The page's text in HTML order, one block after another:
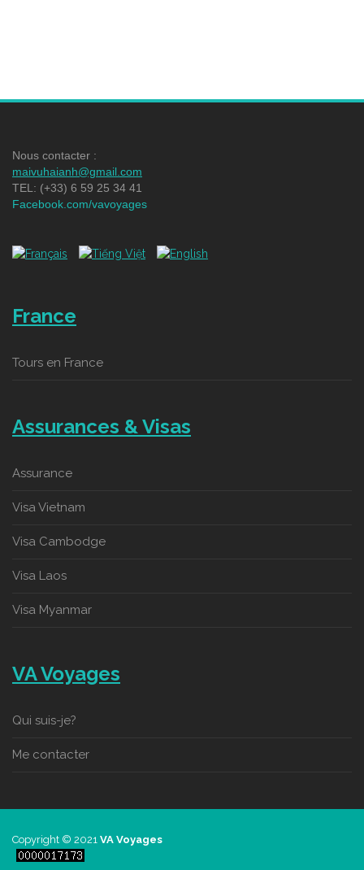
Nous contacter :
maivuhaianh@gmail.com
TEL: (+33) 6 59 25 34 41
Facebook.com/vavoyages
France
Tours en France
Assurances & Visas
Assurance
Visa Vietnam
Visa Cambodge
Visa Laos
Visa Myanmar
VA Voyages
Qui suis-je?
Me contacter
Copyright © 2021 VA Voyages